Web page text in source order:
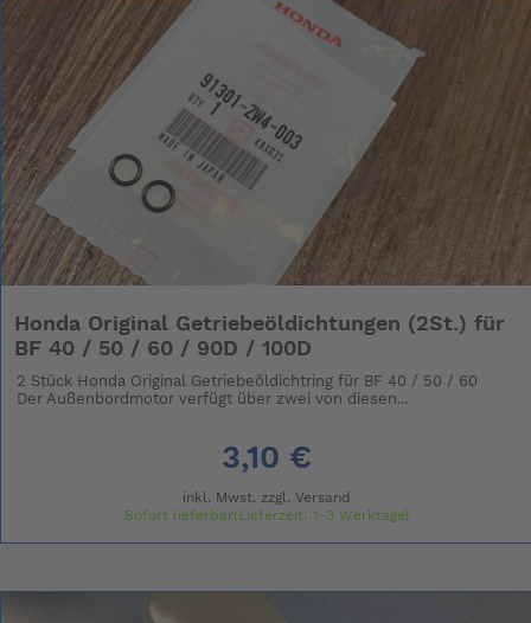
Honda Original Getriebeöldichtungen (2St.) für
BF 40 / 50 / 60 / 90D / 100D
2 Stück Honda Original Getriebeöldichtring für BF 40 / 50 / 60
Der Außenbordmotor verfügt über zwei von diesen...
3,10 €
inkl. Mwst. zzgl. Versand
Sofort lieferbar(Lieferzeit: 1-3 Werktage)